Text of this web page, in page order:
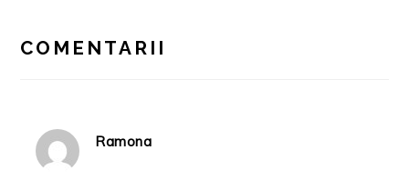
INTERACTIONS
COMENTARII
Ramona